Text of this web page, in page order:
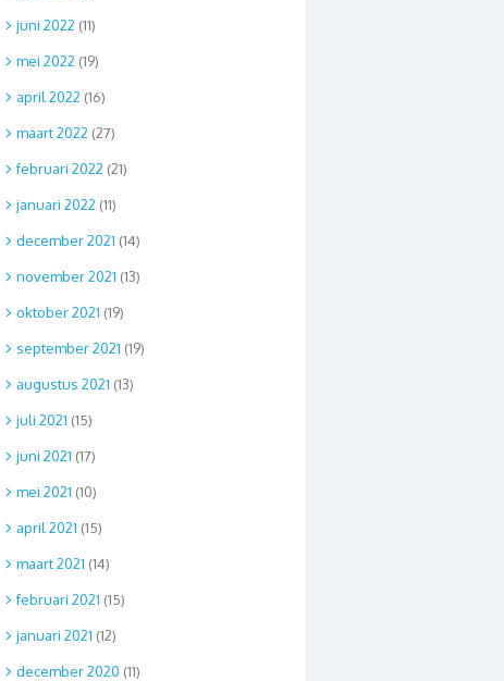
juni 2022 (11)
mei 2022 (19)
april 2022 (16)
maart 2022 (27)
februari 2022 (21)
januari 2022 (11)
december 2021 (14)
november 2021 (13)
oktober 2021 (19)
september 2021 (19)
augustus 2021 (13)
juli 2021 (15)
juni 2021 (17)
mei 2021 (10)
april 2021 (15)
maart 2021 (14)
februari 2021 (15)
januari 2021 (12)
december 2020 (11)